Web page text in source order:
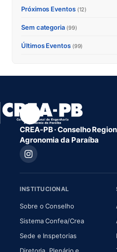
Próximos Eventos (12)
Sem categoria (99)
Últimos Eventos (99)
CREA-PB · Conselho
Agronomia da Paraíba
INSTITUCIONAL
Sobre o Conselho(abre em
Sistema Confea/Crea(abre em
Sede e Inspetorias